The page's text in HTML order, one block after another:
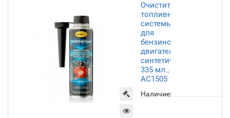
Очиститель
топливной
системы
для
бензиновых
двигателей,
синтетический,
335 мл.,
AC1505
Наличие: